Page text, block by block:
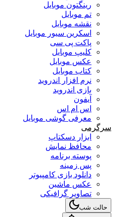
رینگتون موبایل
تم موبایل
نقشه موبایل
اسکرین سیور موبایل
پاکت پی سی
کلیپ موبایل
عکس موبایل
کتاب موبایل
نرم افزار اندروید
بازی اندروید
آیفون
اس ام اس
معرفی گوشی موبایل
سرگرمی
ابزار دسکتاپ
محافظ نمایش
پوسته برنامه
پس زمینه
دانلود بازی کامپیوتر
عکس ماشین
تصاویر گرافیکی
حالت شب